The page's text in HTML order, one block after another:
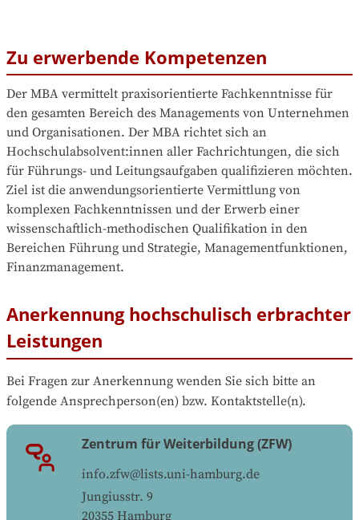
Zu erwerbende Kompetenzen
Der MBA vermittelt praxisorientierte Fachkenntnisse für
den gesamten Bereich des Managements von Unternehmen
und Organisationen. Der MBA richtet sich an
Hochschulabsolvent:innen aller Fachrichtungen, die sich
für Führungs- und Leitungsaufgaben qualifizieren möchten.
Ziel ist die anwendungsorientierte Vermittlung von
komplexen Fachkenntnissen und der Erwerb einer
wissenschaftlich-methodischen Qualifikation in den
Bereichen Führung und Strategie, Managementfunktionen,
Anerkennung hochschulisch erbrachter
Leistungen
Bei Fragen zur Anerkennung wenden Sie sich bitte an
folgende Ansprechperson(en) bzw. Kontaktstelle(n).
Zentrum für Weiterbildung (ZFW)
info.zfw@lists.uni-hamburg.de
Jungiusstr. 9
20355 Hamburg